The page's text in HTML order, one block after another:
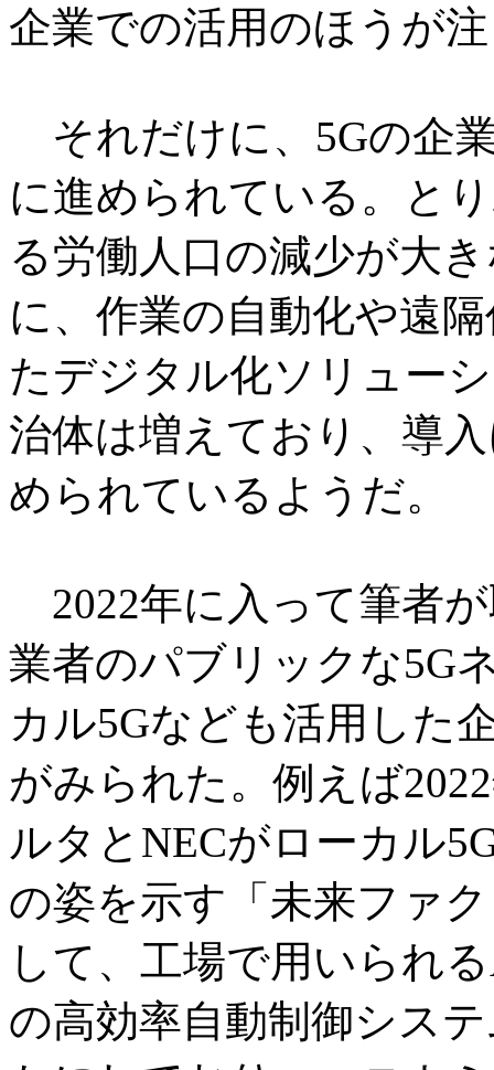
企業での活用のほうが
それだけに、5Gの企
に進められている。と
る労働人口の減少が大
に、作業の自動化や遠
たデジタル化ソリュー
治体は増えており、導
められているようだ。
2022年に入って筆者
業者のパブリックな5G
カル5Gなども活用した
がみられた。例えば
ルタとNECがローカル
の姿を示す「未来ファ
して、工場で用いられ
の高効率自動制御シス